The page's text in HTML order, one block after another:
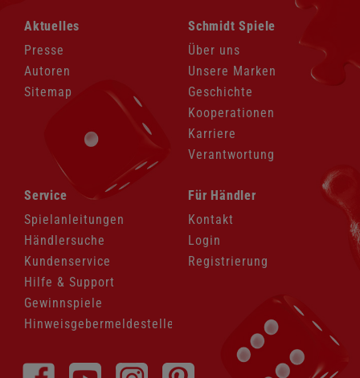
überspringen
Aktuelles
Presse
Autoren
Sitemap
Navigation
überspringen
Schmidt Spiele
Über uns
Unsere Marken
Geschichte
Kooperationen
Karriere
Verantwortung
Navigation
überspringen
Service
Spielanleitungen
Händlersuche
Kundenservice
Hilfe & Support
Gewinnspiele
Hinweisgebermeldestelle
Navigation
überspringen
Für Händler
Kontakt
Login
Registrierung
überspringen